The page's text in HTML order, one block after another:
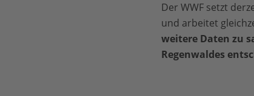
Der WWF setzt
und arbeitet
weitere Daten zu
Regenwaldes